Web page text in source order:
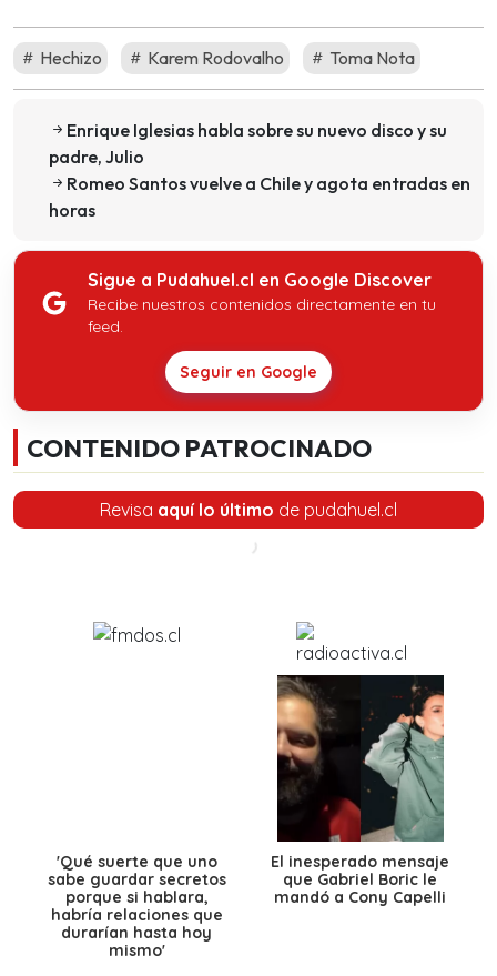
Hechizo Karem Rodovalho Toma Nota
Enrique Iglesias habla sobre su nuevo disco y su
padre, Julio
Romeo Santos vuelve a Chile y agota entradas en
horas
Sigue a Pudahuel.cl en Google Discover
Recibe nuestros contenidos directamente en tu
feed.
Seguir en Google
CONTENIDO PATROCINADO
Revisa aquí lo último de pudahuel.cl
'Qué suerte que uno
sabe guardar secretos
porque si hablara,
habría relaciones que
durarían hasta hoy
mismo'
El inesperado mensaje
que Gabriel Boric le
mandó a Cony Capelli